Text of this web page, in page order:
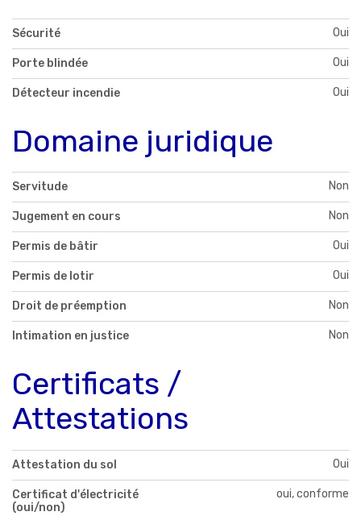
Sécurité Oui
Porte blindée Oui
Détecteur incendie Oui
Domaine juridique
Servitude Non
Jugement en cours Non
Permis de bâtir Oui
Permis de lotir Oui
Droit de préemption Non
Intimation en justice Non
Certificats /
Attestations
Attestation du sol Oui
Certificat d'électricité
(oui/non)
oui, conforme